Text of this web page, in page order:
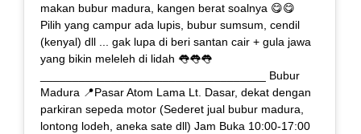
makan bubur madura, kangen berat soalnya 😋😋
Pilih yang campur ada lupis, bubur sumsum, cendil
(kenyal) dll ... gak lupa di beri santan cair + gula jawa
yang bikin meleleh di lidah 👅👅👅
___________________________________ Bubur
Madura 📍Pasar Atom Lama Lt. Dasar, dekat dengan
parkiran sepeda motor (Sederet jual bubur madura,
lontong lodeh, aneka sate dll) Jam Buka 10:00-17:00